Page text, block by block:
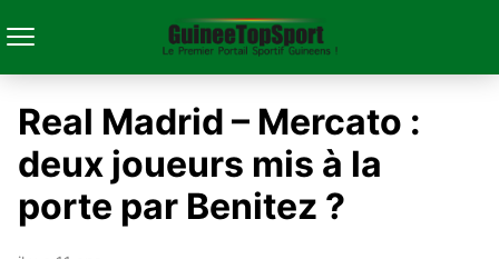
Real Madrid – Mercato :
deux joueurs mis à la
porte par Benitez ?